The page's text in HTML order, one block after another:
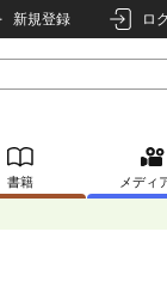
新規登録 ロ
書籍 メディ